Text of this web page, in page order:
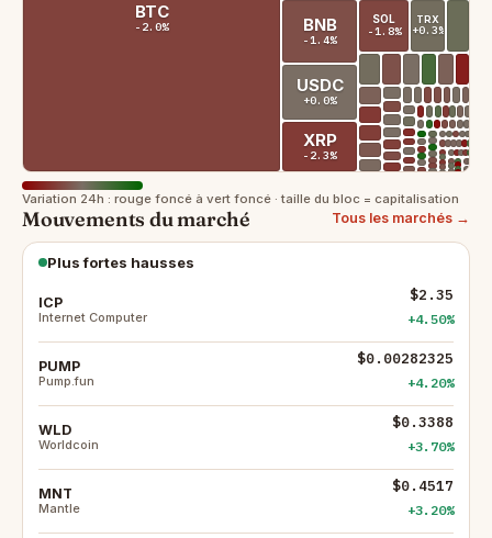
BTC
-2.0% BNB
-1.4%
USDC
+0.0%
XRP
-2.3%
SOL
-1.8%
TRX
+0.3%
Variation 24h : rouge foncé à vert foncé · taille du bloc = capitalisation
Mouvements du marché Tous les marchés →
Plus fortes hausses
ICP
Internet Computer
$2.35
+4.50%
PUMP
Pump.fun
$0.00282325
+4.20%
WLD
Worldcoin
$0.3388
+3.70%
MNT
Mantle
$0.4517
+3.20%